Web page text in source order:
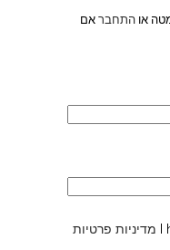
או התחבראם
מדיניות פרטיות